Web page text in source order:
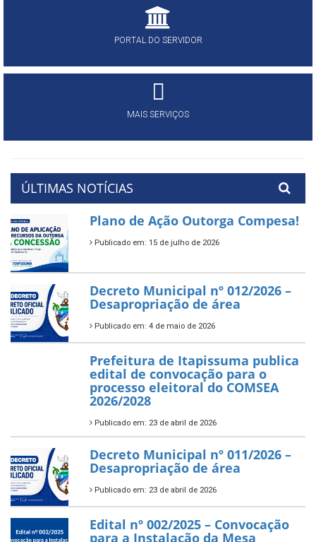
PORTAL DO SERVIDOR
MAIS SERVIÇOS
ÚLTIMAS NOTÍCIAS
Plano de Ação Outorga Compesa!
Publicado em: 15 de julho de 2026
Decreto Municipal nº 012/2026 –
Desapropriação de área
Publicado em: 4 de maio de 2026
Prefeitura de Itapissuma publica
edital de convocação para o
processo eleitoral do COMSEA
2026/2028
Publicado em: 23 de abril de 2026
Decreto Municipal nº 011/2026 –
Desapropriação de área
Publicado em: 23 de abril de 2026
Edital nº 002/2025 – Convocação
para a Instalação da Mesa